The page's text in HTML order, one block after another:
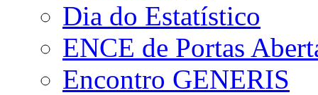
Dia do Estatístico
ENCE de Portas
Encontro GENERIS